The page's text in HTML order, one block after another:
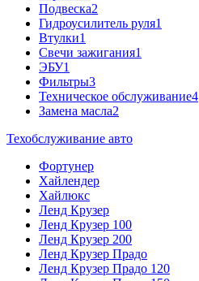
Подвеска2
Гидроусилитель руля1
Втулки1
Свечи зажигания1
ЭБУ1
Фильтры3
Техническое обслуживание4
Замена масла2
Техобслуживание авто
Фортунер
Хайлендер
Хайлюкс
Ленд Крузер
Ленд Крузер 100
Ленд Крузер 200
Ленд Крузер Прадо
Ленд Крузер Прадо 120